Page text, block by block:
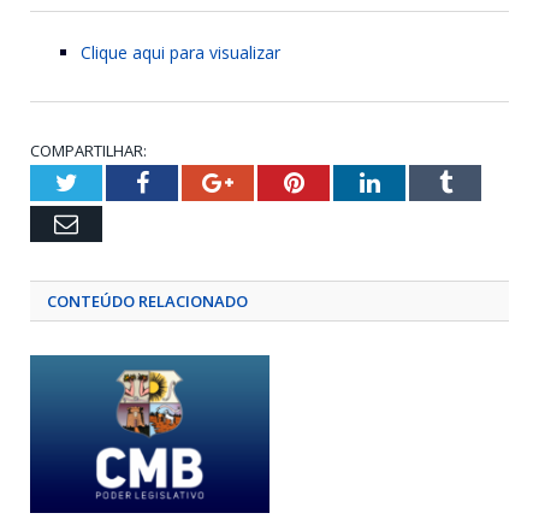
Clique aqui para visualizar
COMPARTILHAR:
TwitterFacebookGoogle+PinterestLinkedInTumblr
Email
CONTEÚDO RELACIONADO